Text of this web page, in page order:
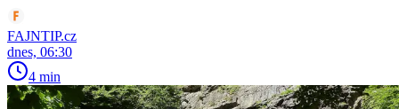
FAJNTIP.cz
dnes, 06:30
4 min